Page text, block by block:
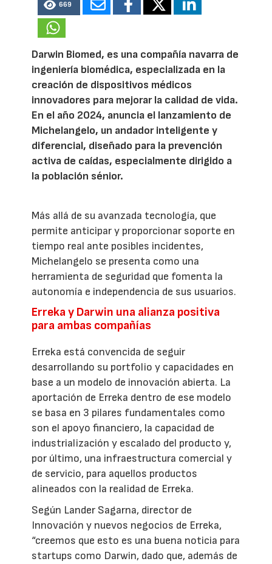
669
Darwin Biomed, es una compañía navarra de
ingeniería biomédica, especializada en la
creación de dispositivos médicos
innovadores para mejorar la calidad de vida.
En el año 2024, anuncia el lanzamiento de
Michelangelo, un andador inteligente y
diferencial, diseñado para la prevención
activa de caídas, especialmente dirigido a
la población sénior.
Más allá de su avanzada tecnología, que
permite anticipar y proporcionar soporte en
tiempo real ante posibles incidentes,
Michelangelo se presenta como una
herramienta de seguridad que fomenta la
autonomía e independencia de sus usuarios.
Erreka y Darwin una alianza positiva
para ambas compañías
Erreka está convencida de seguir
desarrollando su portfolio y capacidades en
base a un modelo de innovación abierta. La
aportación de Erreka dentro de ese modelo
se basa en 3 pilares fundamentales como
son el apoyo financiero, la capacidad de
industrialización y escalado del producto y,
por último, una infraestructura comercial y
de servicio, para aquellos productos
alineados con la realidad de Erreka.
Según Lander Sagarna, director de
Innovación y nuevos negocios de Erreka,
“creemos que esto es una buena noticia para
startups como Darwin, dado que, además de